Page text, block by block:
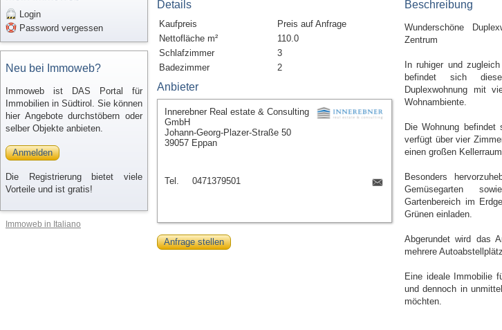
Login
Password vergessen
Neu bei Immoweb?
Immoweb ist DAS Portal für
Immobilien in Südtirol. Sie können
hier Angebote durchstöbern oder
selber Objekte anbieten.
Anmelden
Die Registrierung bietet viele
Vorteile und ist gratis!
Immoweb in Italiano
Details
Kaufpreis
Preis auf Anfrage
Nettofläche m²
110.0
Schlafzimmer
3
Badezimmer
2
Beschreibung
Wunderschöne
Zentrum
In ruhiger und
befindet sich
Duplexwohnung mit
Wohnambiente.
Die Wohnung
verfügt über vier
einen großen
Besonders
Gemüsegarten
Gartenbereich im
Grünen einladen.
Abgerundet wird das
mehrere
Eine ideale Immobilie
und dennoch in
möchten.
Anbieter
Innerebner Real estate & Consulting
GmbH
Johann-Georg-Plazer-Straße 50
39057 Eppan
Tel. 0471379501
Anfrage stellen